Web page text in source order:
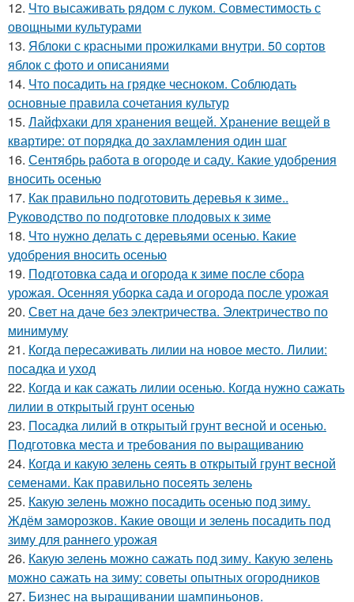
12. Что высаживать рядом с луком. Совместимость с
овощными культурами
13. Яблоки с красными прожилками внутри. 50 сортов
яблок с фото и описаниями
14. Что посадить на грядке чесноком. Соблюдать
основные правила сочетания культур
15. Лайфхаки для хранения вещей. Хранение вещей в
квартире: от порядка до захламления один шаг
16. Сентябрь работа в огороде и саду. Какие удобрения
вносить осенью
17. Как правильно подготовить деревья к зиме..
Руководство по подготовке плодовых к зиме
18. Что нужно делать с деревьями осенью. Какие
удобрения вносить осенью
19. Подготовка сада и огорода к зиме после сбора
урожая. Осенняя уборка сада и огорода после урожая
20. Свет на даче без электричества. Электричество по
минимуму
21. Когда пересаживать лилии на новое место. Лилии:
посадка и уход
22. Когда и как сажать лилии осенью. Когда нужно сажать
лилии в открытый грунт осенью
23. Посадка лилий в открытый грунт весной и осенью.
Подготовка места и требования по выращиванию
24. Когда и какую зелень сеять в открытый грунт весной
семенами. Как правильно посеять зелень
25. Какую зелень можно посадить осенью под зиму.
Ждём заморозков. Какие овощи и зелень посадить под
зиму для раннего урожая
26. Какую зелень можно сажать под зиму. Какую зелень
можно сажать на зиму: советы опытных огородников
27. Бизнес на выращивании шампиньонов.